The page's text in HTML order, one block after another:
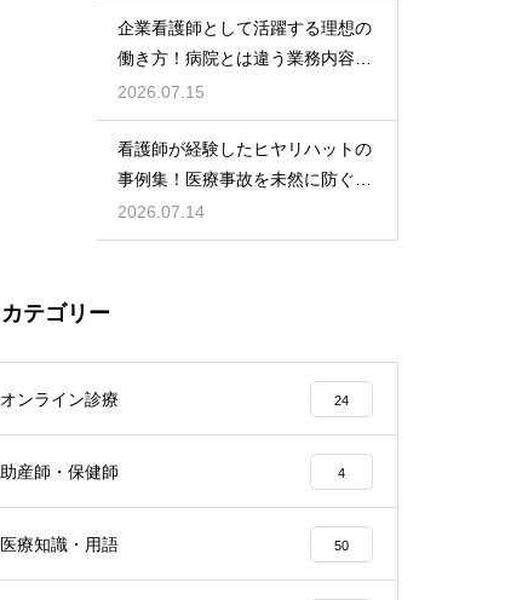
企業看護師として活躍する理想の
働き方！病院とは違う業務内容と
やりがい
2026.07.15
看護師が経験したヒヤリハットの
事例集！医療事故を未然に防ぐた
めの対策
2026.07.14
カテゴリー
オンライン診療 24
助産師・保健師 4
医療知識・用語 50